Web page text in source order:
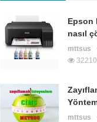
Epson
nasıl
mttsus
32210
mttsus